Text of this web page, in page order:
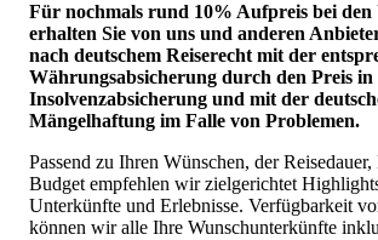
Für nochmals rund 10% Aufpreis bei
erhalten Sie von uns und anderen
nach deutschem Reiserecht mit der
Währungsabsicherung durch den Preis
Insolvenzabsicherung und mit der
Mängelhaftung im Falle von Problemen.
Passend zu Ihren Wünschen, der Reisedauer,
Budget empfehlen wir zielgerichtet
Unterkünfte und Erlebnisse. Verfügbarkeit
können wir alle Ihre Wunschunterkünfte